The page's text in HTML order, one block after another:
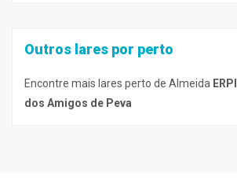
Outros lares por perto
Encontre mais lares perto de Almeida
dos Amigos de Peva